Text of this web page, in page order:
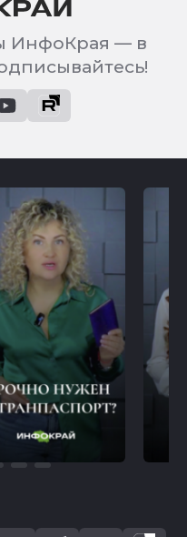
ИнфоКрая — в